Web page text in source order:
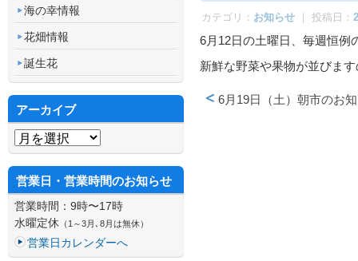
カテゴリ： お知らせ ｜ 投稿日：
6月12日の土曜日、毎週恒例
新鮮な野菜や果物が並びま
6月19日（土）朝市のお
海の幸情報
花畑情報
誕生花
アーカイブ
アーカイブ
営業日・営業時間のお知らせ
営業時間：9時〜17時
水曜定休 （1～3月､8月は無休）
営業日カレンダーへ